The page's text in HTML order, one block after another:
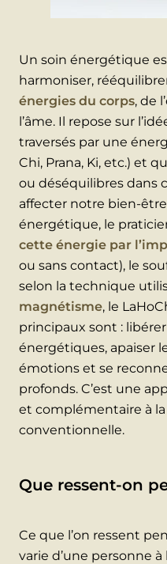
Un soin énergétique
harmoniser,
énergies du corps, de
l’âme. Il repose sur
traversés par une
Chi, Prana, Ki, etc.) et
ou déséquilibres dans
affecter notre bien-
énergétique, le
cette énergie par
ou sans contact), le
selon la technique
magnétisme, le
principaux sont :
énergétiques, apaiser
émotions et se
profonds. C’est une
et complémentaire à
conventionnelle.
Que ressent-on
Ce que l’on ressent
varie d’une personne à